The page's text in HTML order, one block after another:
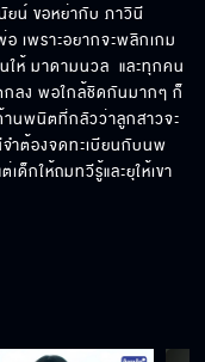
คนเก่ง
ยน์ ขอหย่ากับ ภาวินี
เพราะอยากจะพลิกเกม
ให้ มาดามนวล  และทุกคน
กลง พอใกล้ชิดกันมากๆ ก็
านพนิตที่กลัวว่าลูกสาวจะ
จำต้องจดทะเบียนกับนพ
ด็กให้ถมทวีรู้และยุให้เขา